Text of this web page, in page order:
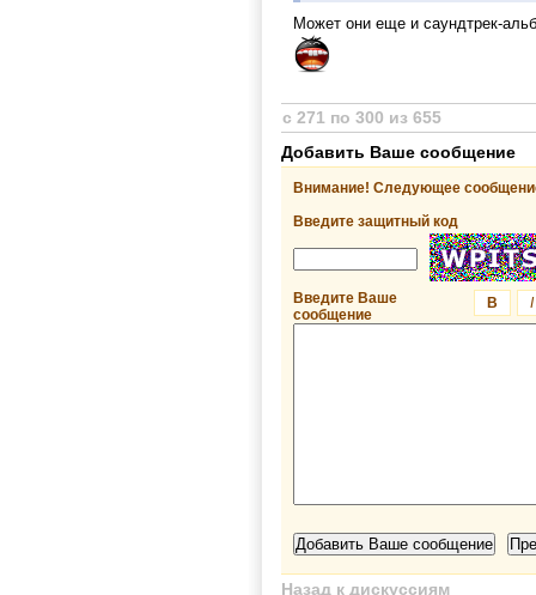
Может они еще и саундтрек-
с 271 по 300 из 655
Добавить Ваше сообщение
Внимание! Следующее
Введите защитный код
I
B
Введите Ваше
сообщение
Назад к дискуссиям